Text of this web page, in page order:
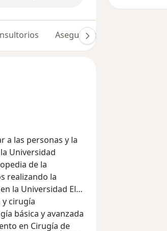
Aseguradoras
Universidad
de la
realizando la
la Universidad El
en Cirugía de